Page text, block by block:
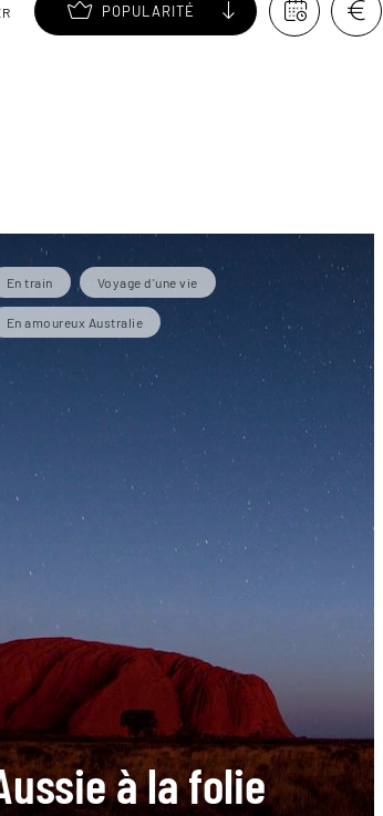
POPULARITÉ
En train Voyage d'une vie
En amoureux Australie
à la folie